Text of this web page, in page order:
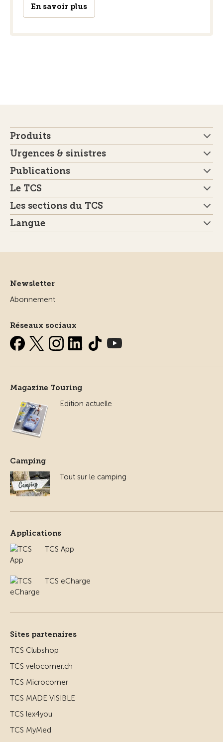
En savoir plus
Produits
Urgences & sinistres
Publications
Le TCS
Les sections du TCS
Langue
Newsletter
Abonnement
Réseaux sociaux
Magazine Touring
Edition actuelle
Camping
Tout sur le camping
Applications
TCS App
TCS eCharge
Sites partenaires
TCS Clubshop
TCS velocorner.ch
TCS Microcorner
TCS MADE VISIBLE
TCS lex4you
TCS MyMed